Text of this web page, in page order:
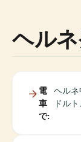
ヘル
電
車
で:
ヘル
ドル